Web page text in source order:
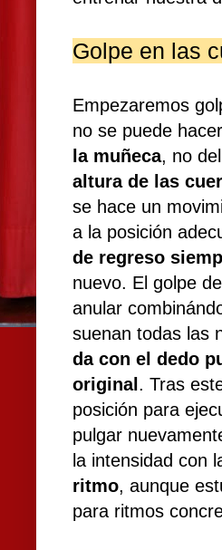
Golpe en las
Empezaremos
no se puede
la muñeca, no
altura de las
se hace un
a la posición
de regreso
nuevo. El golpe
anular
suenan todas las
da con el dedo
original. Tras
posición para
pulgar
la intensidad con
ritmo, aunque
para ritmos